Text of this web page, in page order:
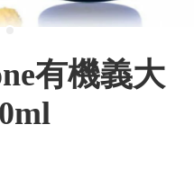
有機義大